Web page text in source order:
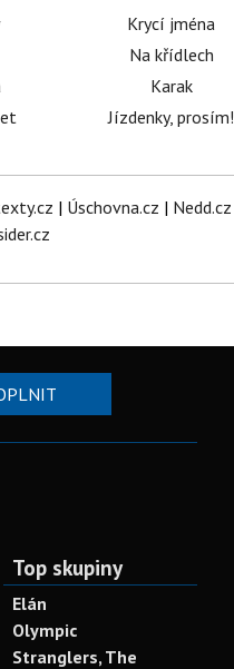
Krycí jména
Na křídlech
Karak
Jízdenky, prosím!
| Úschovna.cz | Nedd.cz
Top skupiny
Elán
Olympic
Stranglers, The